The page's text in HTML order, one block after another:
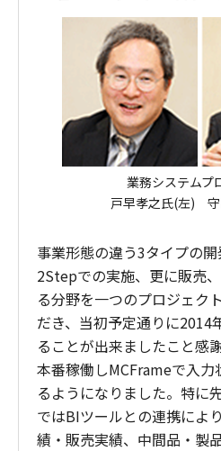
業務システムプ
戸早孝之氏(左) 守
事業形態の違う3タイプの
2Stepでの実施、更に販売
る分野を一つのプロジェク
だき、当初予定通りに2014
ることが出来ましたこと感
本番稼働しMCFrameで入
るようになりました。特に
ではBIツールとの連携によ
績・販売実績、中間品・製